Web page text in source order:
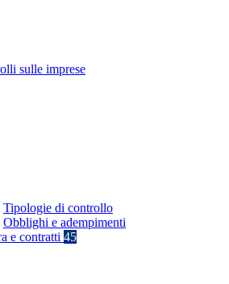
sulle imprese
Tipologie di controllo
Obblighi e adempimenti
e contratti 45